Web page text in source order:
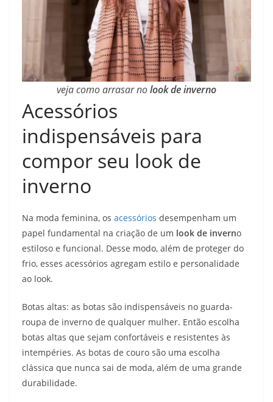
veja como arrasar nolook de inverno
Acessórios
indispensáveis para
compor seu look de
inverno
Na moda feminina, os acessórios desempenham um
papel fundamental na criação de um look de inverno
estiloso e funcional. Desse modo, além de proteger do
frio, esses acessórios agregam estilo e personalidade
ao look.
Botas altas: as botas são indispensáveis ​​no guarda-
roupa de inverno de qualquer mulher. Então escolha
botas altas que sejam confortáveis ​​e resistentes às
intempéries. As botas de couro são uma escolha
clássica que nunca sai de moda, além de uma grande
durabilidade.